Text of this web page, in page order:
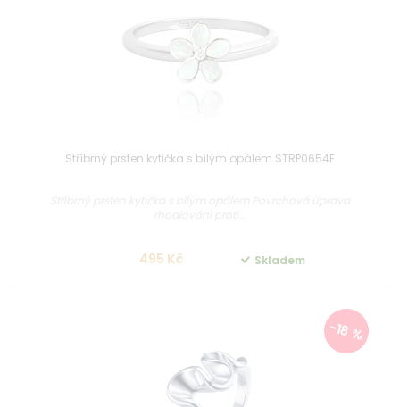
Stříbrný prsten kytička s bílým opálem STRP0654F
495 Kč Skladem
-18 %